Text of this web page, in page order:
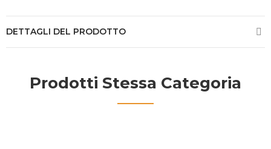
DETTAGLI DEL PRODOTTO
Prodotti Stessa Categoria